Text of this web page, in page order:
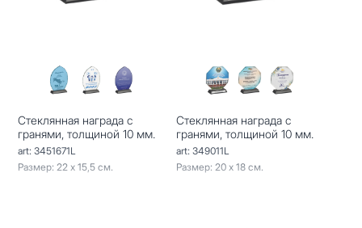
Стеклянная награда с
гранями, толщиной 10 мм.
art: 3451671L
Размер: 22 х 15,5 см.
Стеклянная награда с
гранями, толщиной 10 мм.
art: 349011L
Размер: 20 х 18 см.